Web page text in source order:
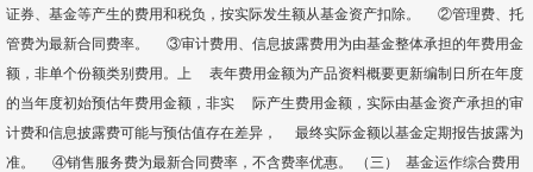
证券、基金等产生的费用和税负，按实际发生额从基金资产扣除。 ②管理费、托
管费为最新合同费率。 ③审计费用、信息披露费用为由基金整体承担的年费用金
额，非单个份额类别费用。上 表年费用金额为产品资料概要更新编制日所在年度
的当年度初始预估年费用金额，非实 际产生费用金额，实际由基金资产承担的审
计费和信息披露费可能与预估值存在差异， 最终实际金额以基金定期报告披露为
准。 ④销售服务费为最新合同费率，不含费率优惠。 （三） 基金运作综合费用